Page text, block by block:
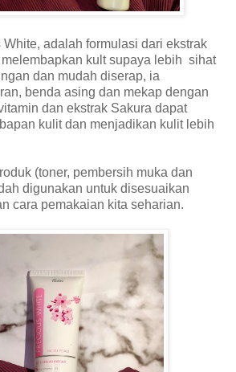
adalah formulasi dari ekstrak
kult supaya lebih sihat
dan mudah diserap, ia
benda asing dan mekap dengan
dan ekstrak Sakura dapat
kulit dan menjadikan kulit lebih
(toner, pembersih muka dan
digunakan untuk disesuaikan
cara pemakaian kita seharian.